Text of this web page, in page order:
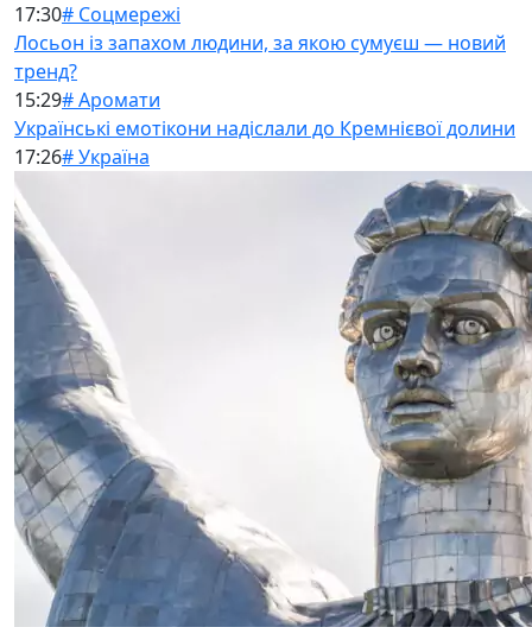
17:30# Соцмережі
Лосьон із запахом людини, за якою сумуєш — новий
тренд?
15:29# Аромати
Українські емотікони надіслали до Кремнієвої долини
17:26# Україна